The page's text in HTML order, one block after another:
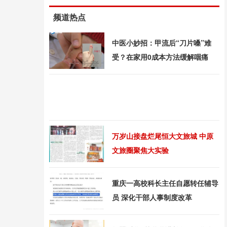
频道热点
中医小妙招：甲流后“刀片嗓”难
受？在家用0成本方法缓解咽痛
万岁山接盘烂尾恒大文旅城 中原
文旅圈聚焦大实验
重庆一高校科长主任自愿转任辅导
员 深化干部人事制度改革